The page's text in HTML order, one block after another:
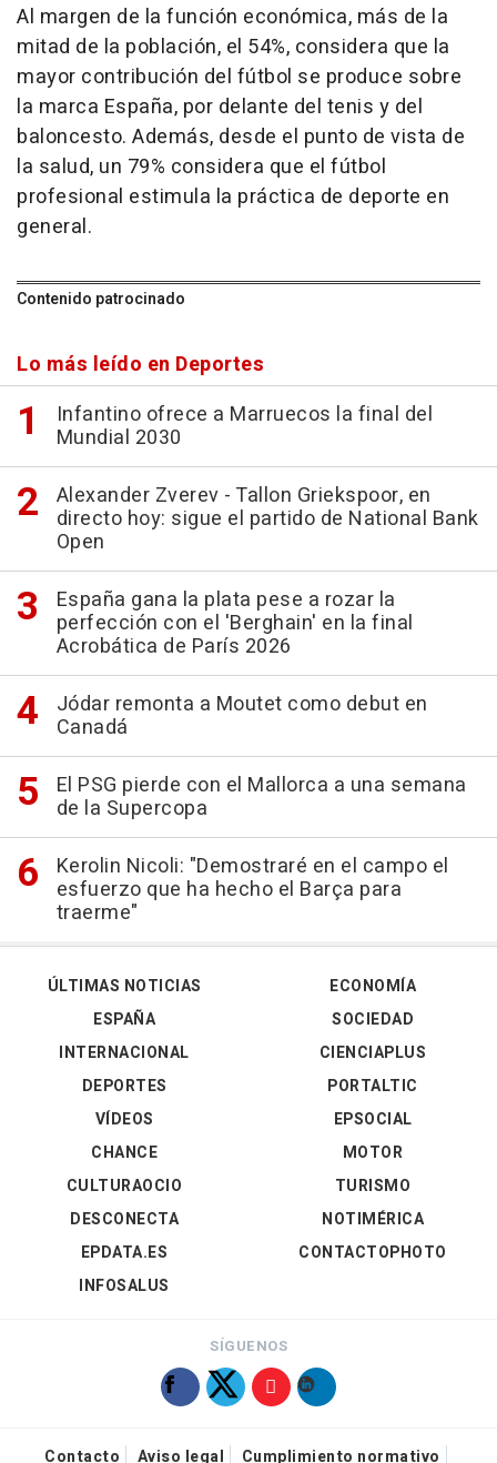
Al margen de la función económica, más de la
mitad de la población, el 54%, considera que la
mayor contribución del fútbol se produce sobre
la marca España, por delante del tenis y del
baloncesto. Además, desde el punto de vista de
la salud, un 79% considera que el fútbol
profesional estimula la práctica de deporte en
general.
Contenido patrocinado
Lo más leído en Deportes
Infantino ofrece a Marruecos la final del
Mundial 2030
Alexander Zverev - Tallon Griekspoor, en
directo hoy: sigue el partido de National Bank
Open
España gana la plata pese a rozar la
perfección con el 'Berghain' en la final
Acrobática de París 2026
Jódar remonta a Moutet como debut en
Canadá
El PSG pierde con el Mallorca a una semana
de la Supercopa
Kerolin Nicoli: "Demostraré en el campo el
esfuerzo que ha hecho el Barça para
traerme"
ÚLTIMAS NOTICIAS
ESPAÑA
INTERNACIONAL
DEPORTES
VÍDEOS
ECONOMÍA
SOCIEDAD
CIENCIAPLUS
PORTALTIC
EPSOCIAL
CHANCE
CULTURAOCIO
DESCONECTA
EPDATA.ES
INFOSALUS
MOTOR
TURISMO
NOTIMÉRICA
CONTACTOPHOTO
SÍGUENOS
Contacto Aviso legal Cumplimiento normativo